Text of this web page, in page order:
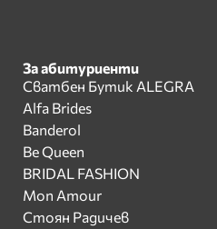
За абитуриенти
Сватбен Бутик ALEGRA
Alfa Brides
Banderol
Be Queen
BRIDAL FASHION
Mon Amour
Стоян Радичев